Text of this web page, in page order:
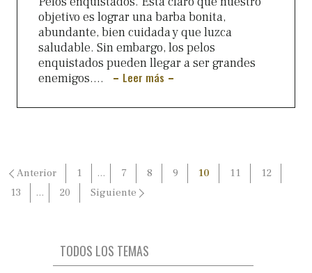
objetivo es lograr una barba bonita,
abundante, bien cuidada y que luzca
saludable. Sin embargo, los pelos
enquistados pueden llegar a ser grandes
enemigos....
Leer más
Paginación
de
Anterior 1 … 7 8 9 10 11
12
13
… 20 Siguiente
TODOS LOS TEMAS